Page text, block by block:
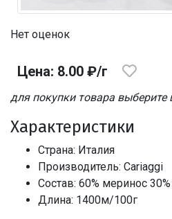
Нет оценок
Цена: 8.00 ₽/г
для покупки товара выберите
Характеристики
Страна: Италия
Производитель: Cariaggi
Состав: 60% меринос
Длина: 1400м/100г